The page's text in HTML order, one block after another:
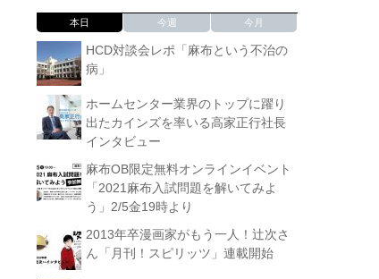
本日 今週 今月
HCD対談会レポ「麻布という不治の
病」
ホームセンター業界のトップに躍り
出たカインズを率いる高家正行社長
インタビュー
麻布OB限定無料オンラインイベント
「2021麻布入試問題を解いてみよ
う」2/5金19時より
2013年卒漫画家がもう一人！辻次さ
ん「月刊！スピリッツ」連載開始